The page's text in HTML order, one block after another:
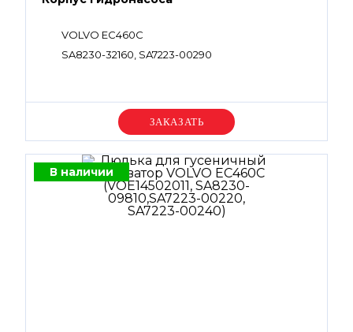
VOLVO EC460C
SA8230-32160, SA7223-00290
Уточняйте цену
В наличии